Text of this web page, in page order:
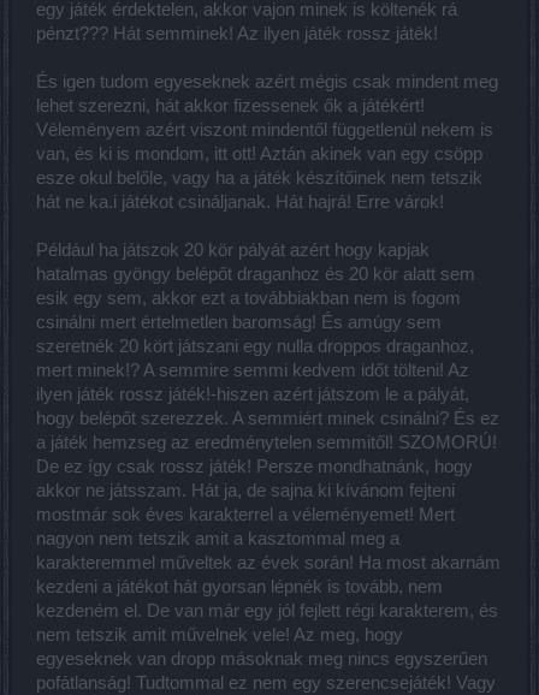
egy játék érdektelen, akkor vajon minek is költenék rá
pénzt??? Hát semminek! Az ilyen játék rossz játék!
És igen tudom egyeseknek azért mégis csak mindent meg
lehet szerezni, hát akkor fizessenek ők a játékért!
Véleményem azért viszont mindentől függetlenül nekem is
van, és ki is mondom, itt ott! Aztán akinek van egy csöpp
esze okul belőle, vagy ha a játék készítőinek nem tetszik
hát ne ka.i játékot csináljanak. Hát hajrá! Erre várok!
Például ha játszok 20 kör pályát azért hogy kapjak
hatalmas gyöngy belépőt draganhoz és 20 kör alatt sem
esik egy sem, akkor ezt a továbbiakban nem is fogom
csinálni mert értelmetlen baromság! És amúgy sem
szeretnék 20 kört játszani egy nulla droppos draganhoz,
mert minek!? A semmire semmi kedvem időt tölteni! Az
ilyen játék rossz játék!-hiszen azért játszom le a pályát,
hogy belépőt szerezzek. A semmiért minek csinálni? És ez
a játék hemzseg az eredménytelen semmitől! SZOMORÚ!
De ez így csak rossz játék! Persze mondhatnánk, hogy
akkor ne játsszam. Hát ja, de sajna ki kívánom fejteni
mostmár sok éves karakterrel a véleményemet! Mert
nagyon nem tetszik amit a kasztommal meg a
karakteremmel műveltek az évek során! Ha most akarnám
kezdeni a játékot hát gyorsan lépnék is tovább, nem
kezdeném el. De van már egy jól fejlett régi karakterem, és
nem tetszik amit művelnek vele! Az meg, hogy
egyeseknek van dropp másoknak meg nincs egyszerűen
pofátlanság! Tudtommal ez nem egy szerencsejáték! Vagy